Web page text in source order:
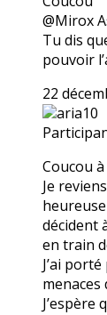
@Mirox
Tu dis
pouvoir
22
aria10
Coucou
Je
décident
en train
J’ai
menaces
J’espère